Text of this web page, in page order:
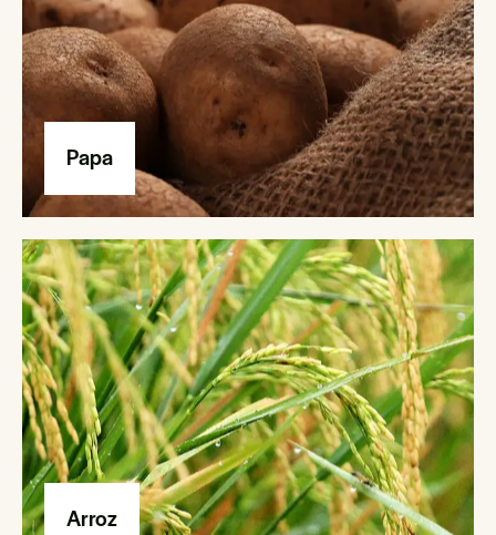
Papa
Arroz